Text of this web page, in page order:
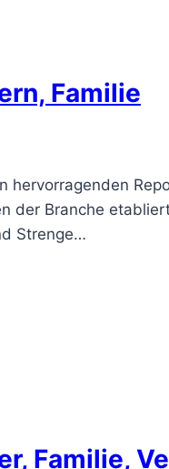
Familie
der Branche
Strenge…
Familie,